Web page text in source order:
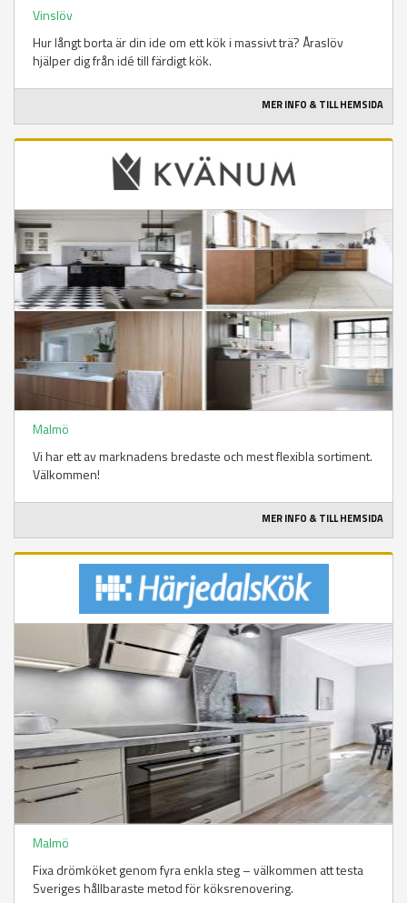
Vinslöv
Hur långt borta är din ide om ett kök i massivt trä? Åraslöv
hjälper dig från idé till färdigt kök.
MER INFO & TILL HEMSIDA
Malmö
Vi har ett av marknadens bredaste och mest flexibla sortiment.
Välkommen!
MER INFO & TILL HEMSIDA
Malmö
Fixa drömköket genom fyra enkla steg – välkommen att testa
Sveriges hållbaraste metod för köksrenovering.